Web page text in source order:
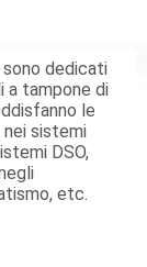
sono dedicati
a tampone di
le
sistemi
DSO,
etc.